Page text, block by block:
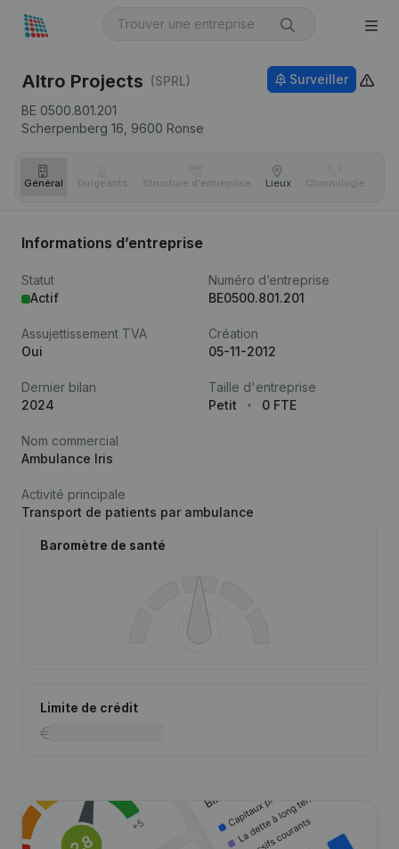
Altro Projects (SPRL)
BE 0500.801.201
Scherpenberg 16, 9600 Ronse
Surveiller
Général Dirigeants Structure d'entreprise Lieux Chronologie
Informations d’entreprise
Statut
Actif
Numéro d’entreprise
BE0500.801.201
Assujettissement TVA
Oui
Création
05-11-2012
Dernier bilan
2024
Taille d'entreprise
Petit
0 FTE
Nom commercial
Ambulance Iris
Activité principale
Transport de patients par ambulance
Baromètre de santé
Limite de crédit